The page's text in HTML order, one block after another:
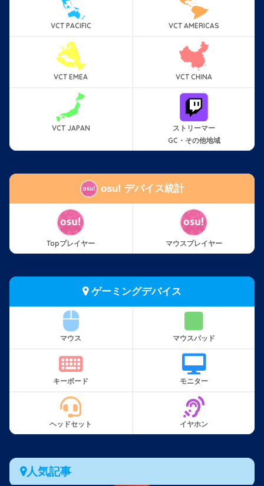
VCT PACIFIC VCT AMERICAS
VCT EMEA VCT CHINA
VCT JAPAN
ストリーマー
GC・その他地域
osu! デバイス統計
Topプレイヤー マウスプレイヤー
ゲーミングデバイス
マウス マウスパッド
キーボード モニター
ヘッドセット イヤホン
人気記事